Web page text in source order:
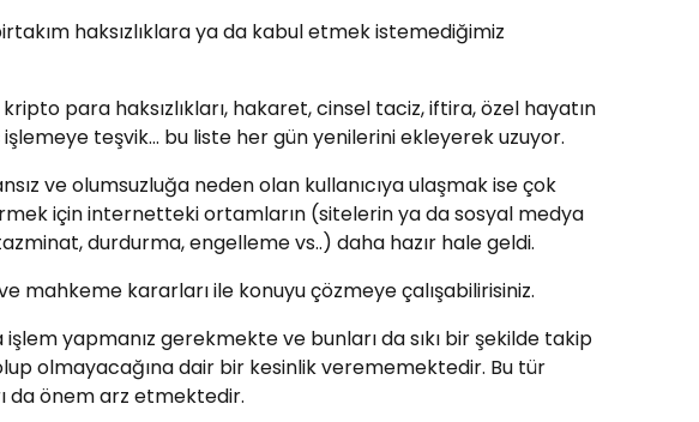
haksızlıklara ya da kabul etmek istemediğimiz
para haksızlıkları, hakaret, cinsel taciz, iftira, özel hayatın
teşvik… bu liste her gün yenilerini ekleyerek uzuyor.
ve olumsuzluğa neden olan kullanıcıya ulaşmak ise çok
için internetteki ortamların (sitelerin ya da sosyal medya
durdurma, engelleme vs..) daha hazır hale geldi.
mahkeme kararları ile konuyu çözmeye çalışabilirisiniz.
işlem yapmanız gerekmekte ve bunları da sıkı bir şekilde takip
olmayacağına dair bir kesinlik verememektedir. Bu tür
da önem arz etmektedir.